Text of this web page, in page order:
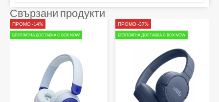
Свързани продукти
ПРОМО -14%
БЕЗПЛАТНА ДОСТАВКА С BOX NOW
ПРОМО -37%
БЕЗПЛАТНА ДОСТАВКА С BOX NOW